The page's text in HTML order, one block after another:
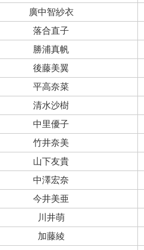
廣中智紗衣
落合直子
勝浦真帆
後藤美翼
平高奈菜
清水沙樹
中里優子
竹井奈美
山下友貴
中澤宏奈
今井美亜
川井萌
加藤綾